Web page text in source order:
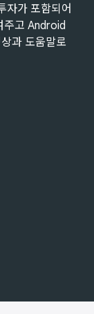
자가 포함되어
주고 Android
과 도움말로